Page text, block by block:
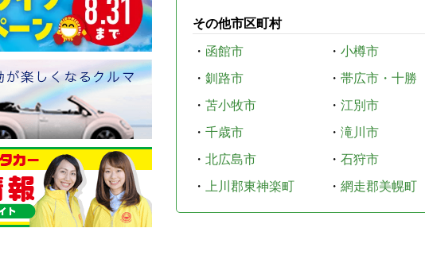
その他市区町村
・ 函館市 ・ 小樽市
・ 釧路市 ・ 帯広市・十勝
・ 苫小牧市 ・ 江別市
・ 千歳市 ・ 滝川市
・ 北広島市 ・ 石狩市
・
上川郡東神楽町 ・ 網走郡美幌町